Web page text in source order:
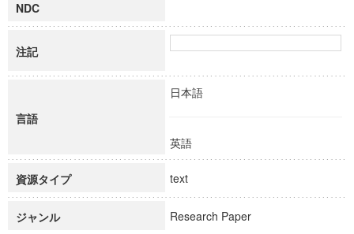
NDC
注記
言語
日本語
英語
資源タイプ text
ジャンル Research Paper